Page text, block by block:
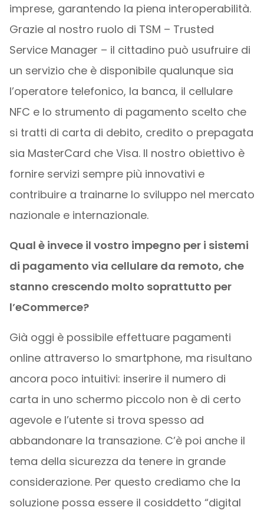
imprese, garantendo la piena interoperabilità.
Grazie al nostro ruolo di TSM – Trusted
Service Manager – il cittadino può usufruire di
un servizio che è disponibile qualunque sia
l’operatore telefonico, la banca, il cellulare
NFC e lo strumento di pagamento scelto che
si tratti di carta di debito, credito o prepagata
sia MasterCard che Visa. Il nostro obiettivo è
fornire servizi sempre più innovativi e
contribuire a trainarne lo sviluppo nel mercato
nazionale e internazionale.
Qual è invece il vostro impegno per i sistemi
di pagamento via cellulare da remoto, che
stanno crescendo molto soprattutto per
l’eCommerce?
Già oggi è possibile effettuare pagamenti
online attraverso lo smartphone, ma risultano
ancora poco intuitivi: inserire il numero di
carta in uno schermo piccolo non è di certo
agevole e l’utente si trova spesso ad
abbandonare la transazione. C’è poi anche il
tema della sicurezza da tenere in grande
considerazione. Per questo crediamo che la
soluzione possa essere il cosiddetto “digital